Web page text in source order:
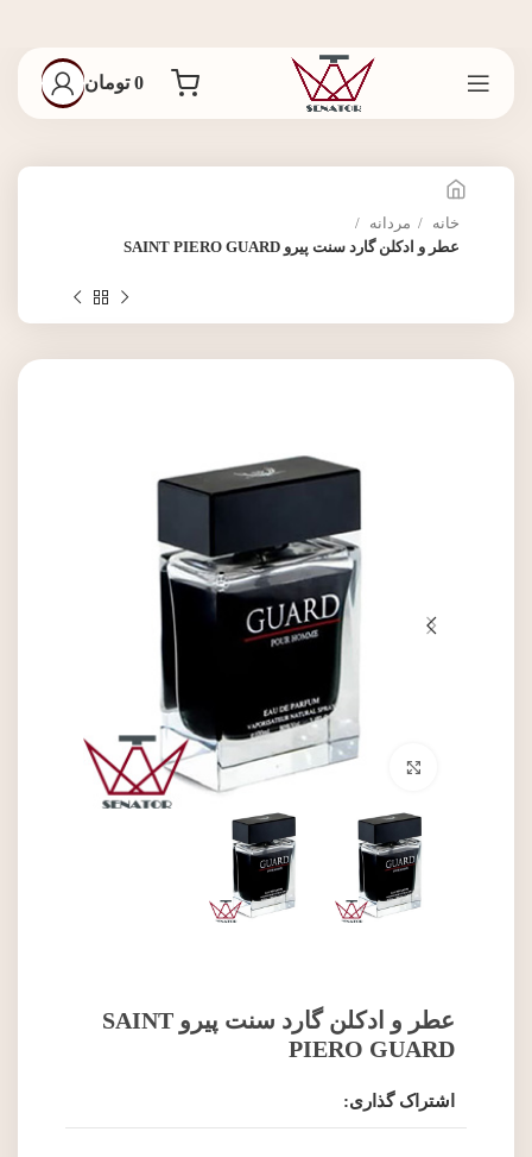
0 تومان
خانه
مردانه
عطر و ادکلن گارد سنت پیرو SAINT PIERO GUARD
برای بزرگنمایی کلیک کنید
عطر و ادکلن گارد سنت پیرو SAINT
PIERO GUARD
اشتراک گذاری: